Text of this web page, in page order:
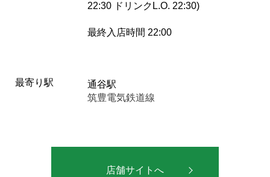
22:30 ドリンクL.O. 22:30)
最終入店時間 22:00
最寄り駅
通谷駅
筑豊電気鉄道線
店舗サイトへ